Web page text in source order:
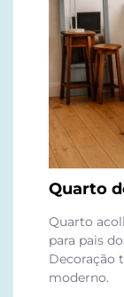
Quarto
Quarto
para pais
Decoração
moderno.